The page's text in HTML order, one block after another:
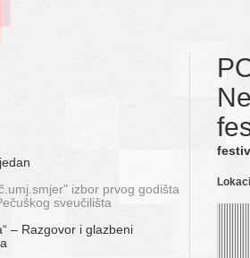
izbor prvog godišta
sveučilišta
– Razgovor i glazbeni